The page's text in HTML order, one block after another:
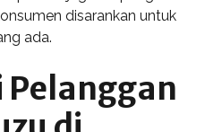
disarankan untuk
ada.